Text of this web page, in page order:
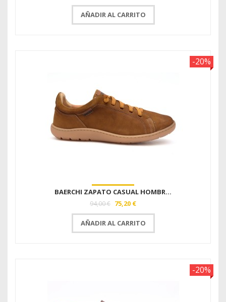
AÑADIR AL CARRITO
-20%
BAERCHI ZAPATO CASUAL HOMBR...
94,00 € 75,20 €
AÑADIR AL CARRITO
-20%